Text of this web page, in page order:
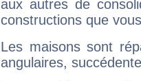
aux autres de
constructions que
Les maisons sont
angulaires,